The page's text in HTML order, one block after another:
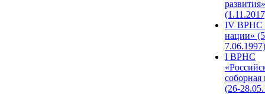
развития»
IV ВРНС
нации»
7.06.1997)
I ВРНС
(26-